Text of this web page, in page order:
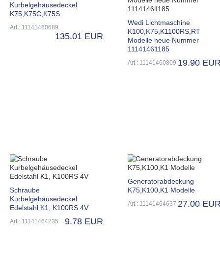
Kurbelgehäusedeckel
K75,K75C,K75S
Art.: 11141460689
135.01 EUR
Wedi Lichtmaschine
K100,K75,K1100RS,RT
Modelle neue Nummer
11141461185
Art.: 11141460809 19.90
Schraube
Kurbelgehäusedeckel
Edelstahl K1, K100RS 4V
Art.: 11141464235 9.78 EUR
Generatorabdeckung
K75,K100,K1 Modelle
Art.: 11141464637 27.00